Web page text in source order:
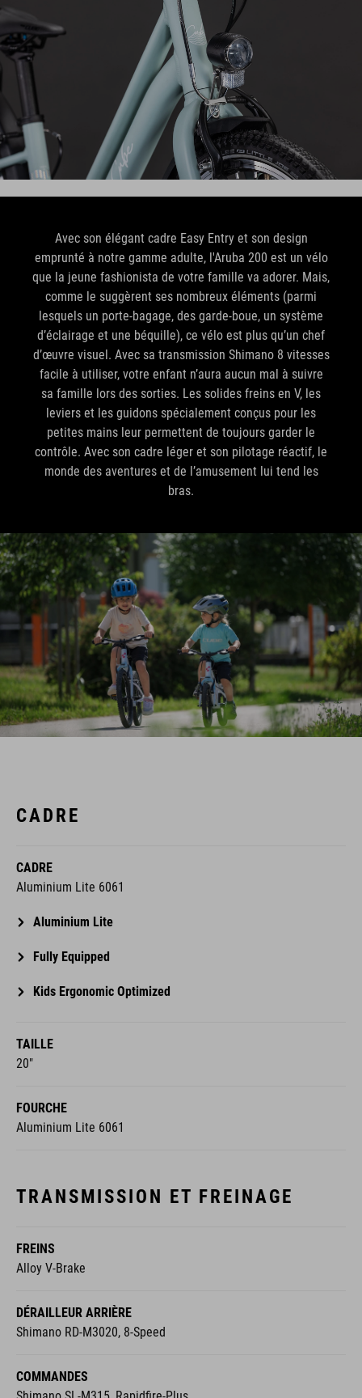
Avec son élégant cadre Easy Entry et son design
emprunté à notre gamme adulte, l'Aruba 200 est un vélo
que la jeune fashionista de votre famille va adorer. Mais,
comme le suggèrent ses nombreux éléments (parmi
lesquels un porte-bagage, des garde-boue, un système
d’éclairage et une béquille), ce vélo est plus qu’un chef
d’œuvre visuel. Avec sa transmission Shimano 8 vitesses
facile à utiliser, votre enfant n’aura aucun mal à suivre
sa famille lors des sorties. Les solides freins en V, les
leviers et les guidons spécialement conçus pour les
petites mains leur permettent de toujours garder le
contrôle. Avec son cadre léger et son pilotage réactif, le
monde des aventures et de l’amusement lui tend les
bras.
CADRE
CADRE
Aluminium Lite 6061
Aluminium Lite
Fully Equipped
Kids Ergonomic Optimized
TAILLE
20"
FOURCHE
Aluminium Lite 6061
TRANSMISSION ET FREINAGE
FREINS
Alloy V-Brake
DÉRAILLEUR ARRIÈRE
Shimano RD-M3020, 8-Speed
COMMANDES